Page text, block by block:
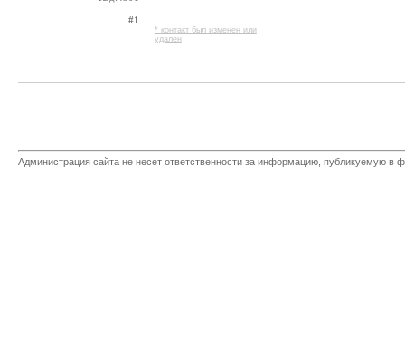
#1
* контакт был изменен или
удален
Администрация сайта не несет ответственности за информацию, публикуемую